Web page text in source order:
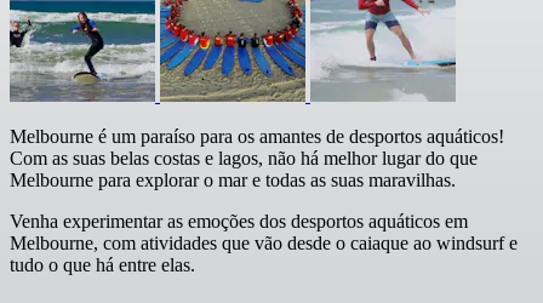
Melbourne é um paraíso para os amantes de desportos aquáticos!
Com as suas belas costas e lagos, não há melhor lugar do que
Melbourne para explorar o mar e todas as suas maravilhas.
Venha experimentar as emoções dos desportos aquáticos em
Melbourne, com atividades que vão desde o caiaque ao windsurf e
tudo o que há entre elas.